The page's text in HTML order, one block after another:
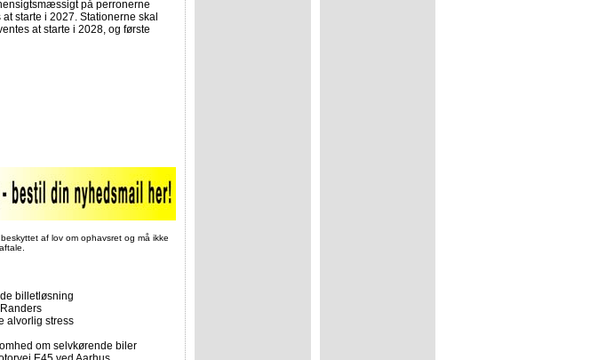
på perronerne
starte i 2027. Stationerne skal
at starte i 2028, og første
af lov om ophavsret og må ikke
billetløsning
alvorlig stress
om selvkørende biler